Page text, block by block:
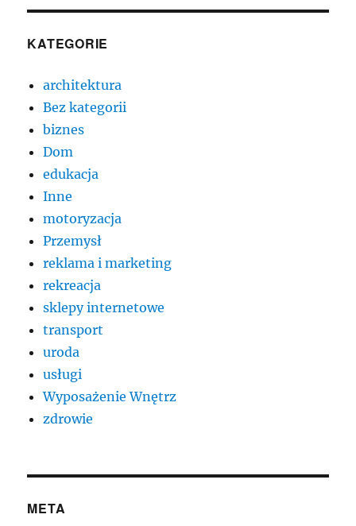
KATEGORIE
architektura
Bez kategorii
biznes
Dom
edukacja
Inne
motoryzacja
Przemysł
reklama i marketing
rekreacja
sklepy internetowe
transport
uroda
usługi
Wyposażenie Wnętrz
zdrowie
META